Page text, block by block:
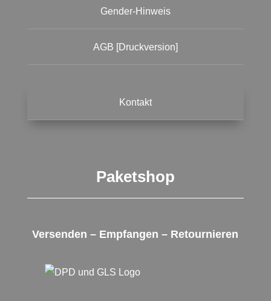
Gender-Hinweis
AGB [Druckversion]
Kontakt
Paketshop
Versenden – Empfangen – Retournieren